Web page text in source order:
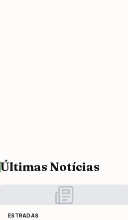
Últimas Notícias
ESTRADAS